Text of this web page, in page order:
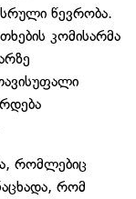
წევრობა.
კომისარმა
რომლებიც
რომ